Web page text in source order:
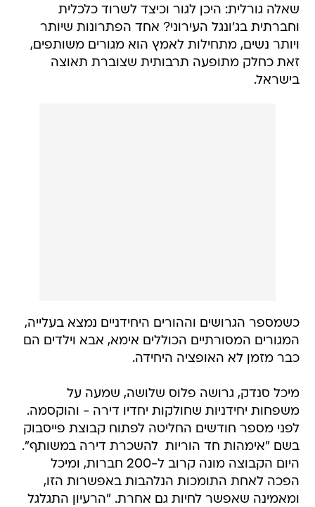
שאלה גורלית: היכן לגור וכיצד לשרוד כלכלית
וחברתית בג'ונגל העירוני? אחד הפתרונות שיותר
ויותר נשים, מתחילות לאמץ הוא מגורים משותפים,
זאת כחלק מתופעה תרבותית שצוברת תאוצה
בישראל.
כשמספר הגרושים וההורים היחידניים נמצא בעלייה,
המגורים המסורתיים הכוללים אימא, אבא וילדים הם
כבר מזמן לא האופציה היחידה.
מיכל סנדק, גרושה פלוס שלושה, שמעה על
משפחות יחידניות שחולקות יחדיו דירה - והוקסמה.
לפני מספר חודשים החליטה לפתוח קבוצת פייסבוק
בשם "אימהות חד הוריות  להשכרת דירה במשותף".
היום הקבוצה מונה קרוב ל-200 חברות, ומיכל
הפכה לאחת התומכות הנלהבות באפשרות הזו,
ומאמינה שאפשר לחיות גם אחרת. "הרעיון התגלגל